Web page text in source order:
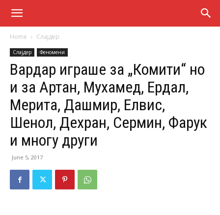
Home Слајдер
Слајдер Феномени
Вардар играше за „Комити“ но
и за Артан, Мухамед, Ердал,
Мерита, Дашмир, Елвис,
Шенол, Дехран, Сермин, Фарук
и многу други
June 5, 2017